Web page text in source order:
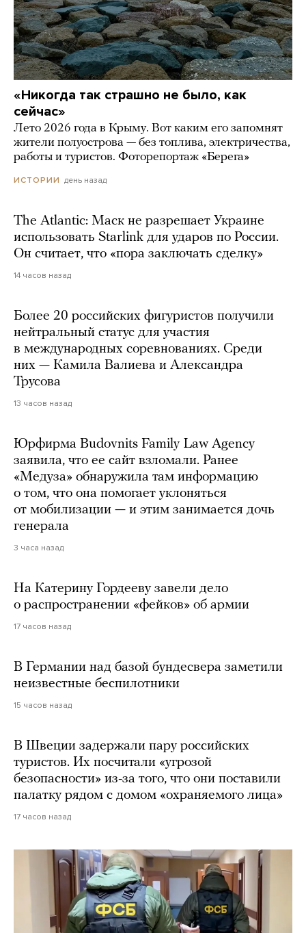
«Никогда так страшно не было, как
сейчас»
Лето 2026 года в Крыму. Вот каким его запомнят
жители полуострова — без топлива, электричества,
работы и туристов. Фоторепортаж «Берега»
ИСТОРИИ день назад
The Atlantic: Маск не разрешает Украине
использовать Starlink для ударов по России.
Он считает, что «пора заключать сделку»
14 часов назад
Более 20 российских фигуристов получили
нейтральный статус для участия
в международных соревнованиях. Среди
них — Камила Валиева и Александра
Трусова
13 часов назад
Юрфирма Budovnits Family Law Agency
заявила, что ее сайт взломали. Ранее
«Медуза» обнаружила там информацию
о том, что она помогает уклоняться
от мобилизации — и этим занимается дочь
генерала
3 часа назад
На Катерину Гордееву завели дело
о распространении «фейков» об армии
17 часов назад
В Германии над базой бундесвера заметили
неизвестные беспилотники
15 часов назад
В Швеции задержали пару российских
туристов. Их посчитали «угрозой
безопасности» из-за того, что они поставили
палатку рядом с домом «охраняемого лица»
17 часов назад